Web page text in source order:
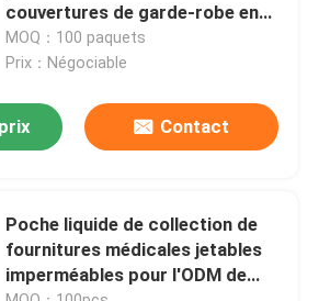
couvertures de garde-robe en
provenance de Chine
MOQ：100 paquets
Prix：Négociable
Contact
Poche liquide de collection de
fournitures médicales jetables
imperméables pour l'ODM de